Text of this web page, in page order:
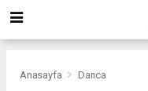
Anasayfa Darıca